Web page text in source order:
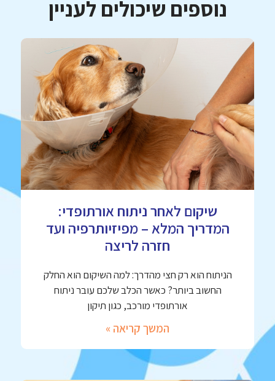
נוספים שיכולים לעניין
שיקום לאחר ניתוח אורתופדי:
המדריך המלא – מפיזיותרפיה ועד
חזרה לריצה
הניתוח הוא רק חצי מהדרך: למה השיקום הוא החלק
החשוב ביותר? כאשר הכלב שלכם עובר ניתוח
אורתופדי מורכב, כגון תיקון
המשך קריאה »